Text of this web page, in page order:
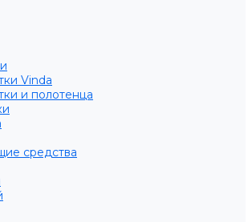
Vinda
и полотенца
средства